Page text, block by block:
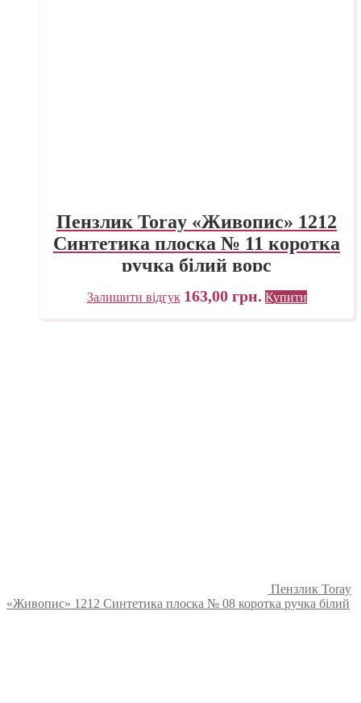
Пензлик Toray «Живопис» 1212
Синтетика плоска № 11 коротка
ручка білий ворс
Залишити відгук 163,00 грн. Купити
Пензлик Toray
«Живопис» 1212 Синтетика плоска № 08 коротка ручка білий